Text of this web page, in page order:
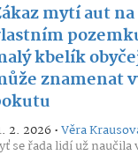
mytí aut
kbelík
znamenat
2. 2026 •Věra
se řada lidí už naučila